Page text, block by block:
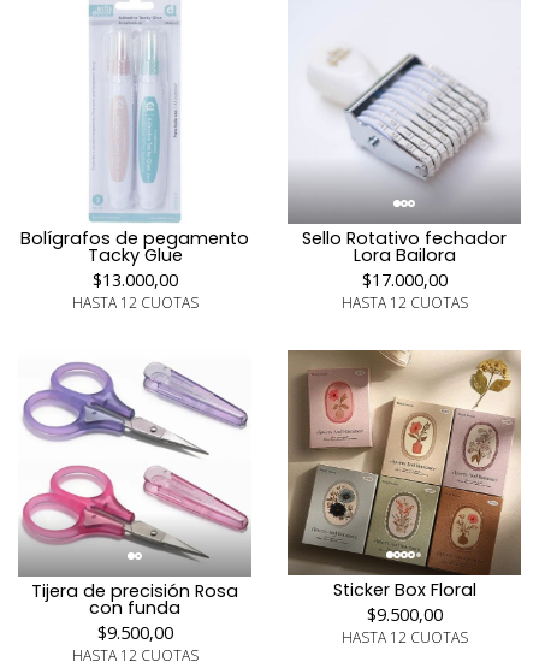
Bolígrafos de pegamento
Tacky Glue
$13.000,00
HASTA 12 CUOTAS
Sello Rotativo fechador
Lora Bailora
$17.000,00
HASTA 12 CUOTAS
Tijera de precisión Rosa
con funda
$9.500,00
HASTA 12 CUOTAS
Sticker Box Floral
$9.500,00
HASTA 12 CUOTAS